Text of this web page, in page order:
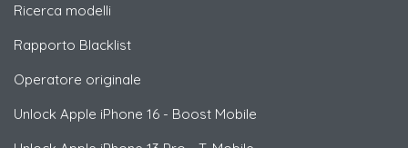
Ricerca modelli
Rapporto Blacklist
Operatore originale
Unlock Apple iPhone 16 - Boost Mobile